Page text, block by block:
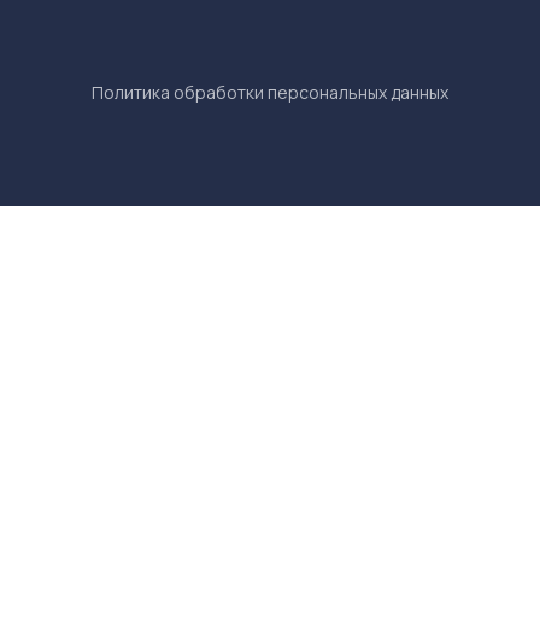
Политика обработки персональных данных